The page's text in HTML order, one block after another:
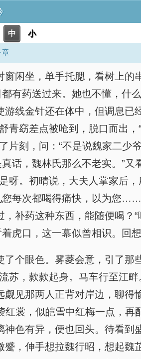
中 小
章
闲坐，单手托腮，看树上的
有药送过来。她也不懂，什
线金针还在体中，但调息已
窈差点被呛到，脱口而出，
片刻，问：“不是说魏家二
话，魏林氏那么不老实。”又
呀。初晴说，大夫人掌家后
每次都喝得痛快，以为您
补药这种东西，能随便喝？
虎口，这一幕似曾相识。回
个眼色。雾菱会意，引了那
苏，款款起身。马车行至江
见那两人正背对岸边，聊得
裳，似皑雪中红梅一点，
色有异，便也回头。待看到
，伸手想拉魏行昭，想起魏